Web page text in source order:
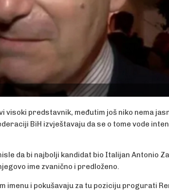
visoki predstavnik, međutim još niko nema
BiH izvještavaju da se o tome vode
da bi najbolji kandidat bio Italijan Antonio
ime zvanično i predloženo.
imenu i pokušavaju za tu poziciju progurati